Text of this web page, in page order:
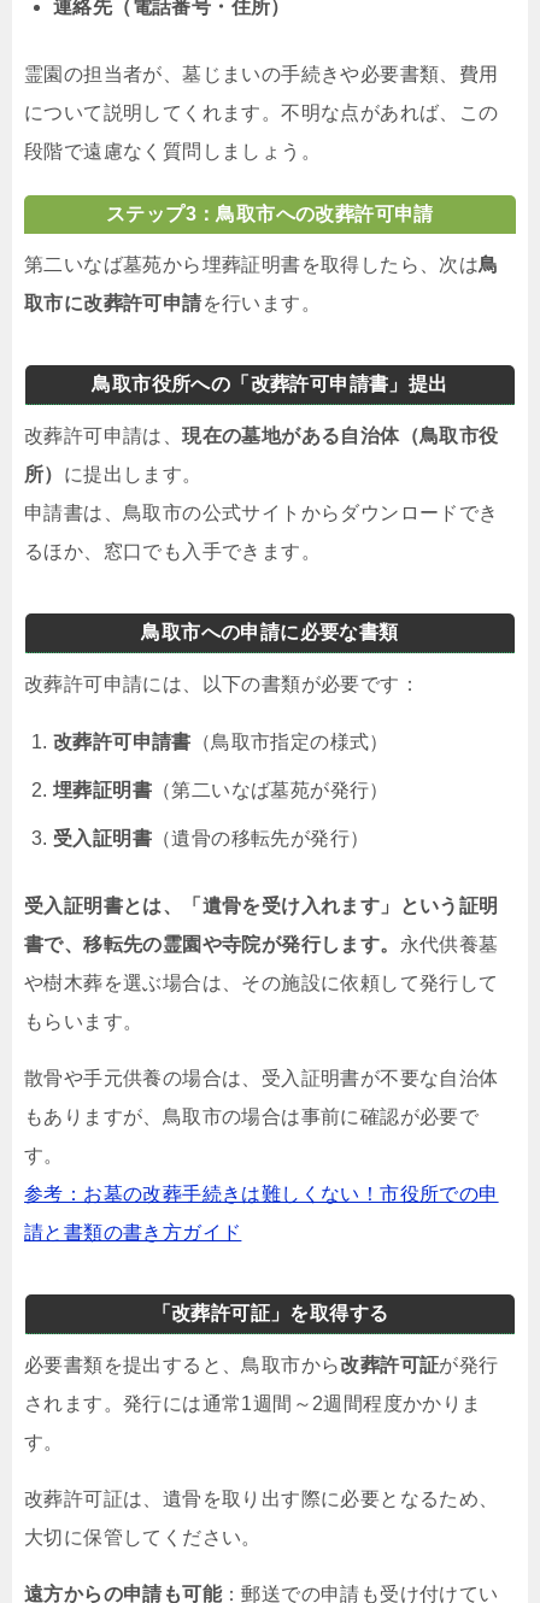
連絡先（電話番号・住所）
霊園の担当者が、墓じまいの手続きや必要書類、費用
について説明してくれます。不明な点があれば、この
段階で遠慮なく質問しましょう。
ステップ3：鳥取市への改葬許可申請
第二いなば墓苑から埋葬証明書を取得したら、次は鳥
取市に改葬許可申請を行います。
鳥取市役所への「改葬許可申請書」提出
改葬許可申請は、現在の墓地がある自治体（鳥取市役
所） に提出します。
申請書は、鳥取市の公式サイトからダウンロードでき
るほか、窓口でも入手できます。
鳥取市への申請に必要な書類
改葬許可申請には、以下の書類が必要です：
改葬許可申請書 （鳥取市指定の様式）
埋葬証明書 （第二いなば墓苑が発行）
受入証明書 （遺骨の移転先が発行）
受入証明書とは、「遺骨を受け入れます」という証明
書で、移転先の霊園や寺院が発行します。 永代供養墓
や樹木葬を選ぶ場合は、その施設に依頼して発行して
もらいます。
散骨や手元供養の場合は、受入証明書が不要な自治体
もありますが、鳥取市の場合は事前に確認が必要で
す。
参考：お墓の改葬手続きは難しくない！市役所での申
請と書類の書き方ガイド
「改葬許可証」を取得する
必要書類を提出すると、鳥取市から改葬許可証が発行
されます。発行には通常1週間～2週間程度かかりま
す。
改葬許可証は、遺骨を取り出す際に必要となるため、
大切に保管してください。
遠方からの申請も可能：郵送での申請も受け付けてい